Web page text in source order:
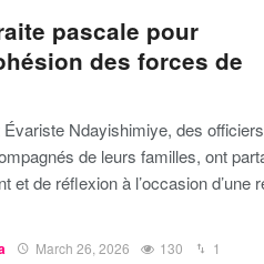
pascale pour
des forces de
Ndayishimiye, des
de leurs familles, ont
et de réflexion à l’occasion d’une
March 26, 2026 130 1